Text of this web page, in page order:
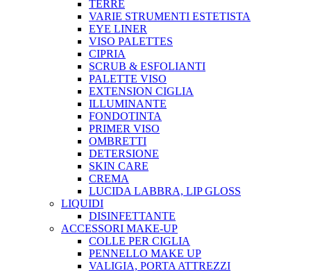
TERRE
VARIE STRUMENTI ESTETISTA
EYE LINER
VISO PALETTES
CIPRIA
SCRUB & ESFOLIANTI
PALETTE VISO
EXTENSION CIGLIA
ILLUMINANTE
FONDOTINTA
PRIMER VISO
OMBRETTI
DETERSIONE
SKIN CARE
CREMA
LUCIDA LABBRA, LIP GLOSS
LIQUIDI
DISINFETTANTE
ACCESSORI MAKE-UP
COLLE PER CIGLIA
PENNELLO MAKE UP
VALIGIA, PORTA ATTREZZI